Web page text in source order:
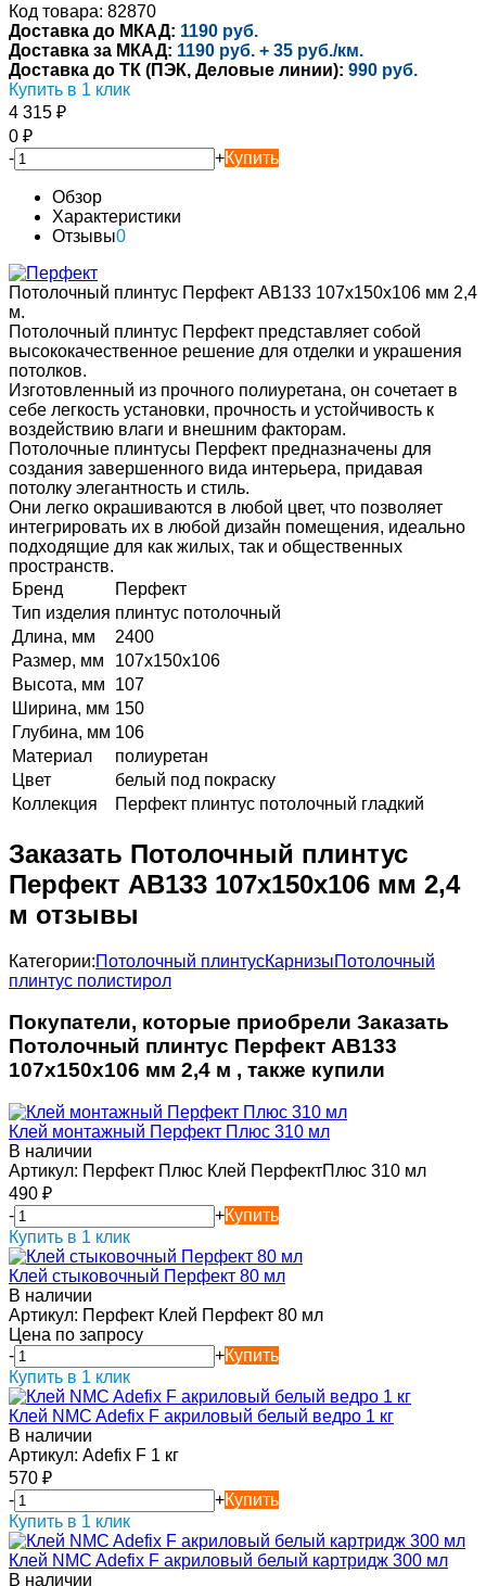
Код товара: 82870
Доставка до МКАД: 1190 руб.
Доставка за МКАД: 1190 руб. + 35 руб./км.
Доставка до ТК (ПЭК, Деловые линии): 990 руб.
Купить в 1 клик
4 315 ₽
0 ₽
-
+Купить
Обзор
Характеристики
Отзывы0
Потолочный плинтус Перфект AB133 107х150х106 мм 2,4
м.
Потолочный плинтус Перфект представляет собой
высококачественное решение для отделки и украшения
потолков.
Изготовленный из прочного полиуретана, он сочетает в
себе легкость установки, прочность и устойчивость к
воздействию влаги и внешним факторам.
Потолочные плинтусы Перфект предназначены для
создания завершенного вида интерьера, придавая
потолку элегантность и стиль.
Они легко окрашиваются в любой цвет, что позволяет
интегрировать их в любой дизайн помещения, идеально
подходящие для как жилых, так и общественных
пространств.
Бренд
Перфект
Тип изделия плинтус потолочный
Длина, мм
2400
Размер, мм
107х150х106
Высота, мм
107
Ширина, мм 150
Глубина, мм 106
Материал
полиуретан
Цвет
белый под покраску
Коллекция
Перфект плинтус потолочный гладкий
Заказать Потолочный плинтус
Перфект AB133 107х150х106 мм 2,4
м отзывы
Категории:Потолочный плинтусКарнизыПотолочный
плинтус полистирол
Покупатели, которые приобрели Заказать
Потолочный плинтус Перфект AB133
107х150х106 мм 2,4 м , также купили
Клей монтажный Перфект Плюс 310 мл
В наличии
Артикул: Перфект Плюс Клей ПерфектПлюс 310 мл
490 ₽
-
+Купить
Купить в 1 клик
Клей стыковочный Перфект 80 мл
В наличии
Артикул: Перфект Клей Перфект 80 мл
Цена по запросу
-
+Купить
Купить в 1 клик
Клей NMC Adefix F акриловый белый ведро 1 кг
В наличии
Артикул: Adefix F 1 кг
570 ₽
-
+Купить
Купить в 1 клик
Клей NMC Adefix F акриловый белый картридж 300 мл
В наличии